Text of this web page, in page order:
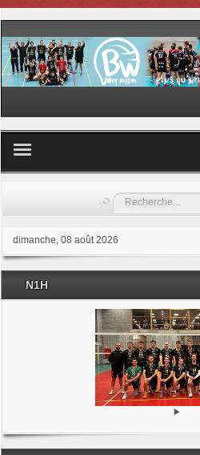
Les samedis du sport
Les stages
Documents
Rechercher
dimanche, 08 août 2026
N1H